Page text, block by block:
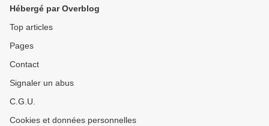
Hébergé par Overblog
Top articles
Pages
Contact
Signaler un abus
C.G.U.
Cookies et données personnelles